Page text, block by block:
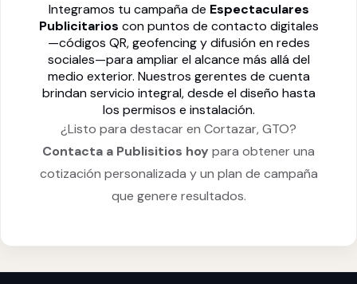
Integramos tu campaña de Espectaculares
Publicitarios con puntos de contacto digitales
—códigos QR, geofencing y difusión en redes
sociales—para ampliar el alcance más allá del
medio exterior. Nuestros gerentes de cuenta
brindan servicio integral, desde el diseño hasta
los permisos e instalación.
¿Listo para destacar en Cortazar, GTO?
Contacta a Publisitios hoy para obtener una
cotización personalizada y un plan de campaña
que genere resultados.